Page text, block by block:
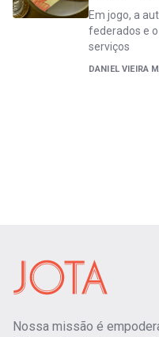
Em jogo, a
federados e
serviços
DANIEL VIEIRA
Nossa missão é